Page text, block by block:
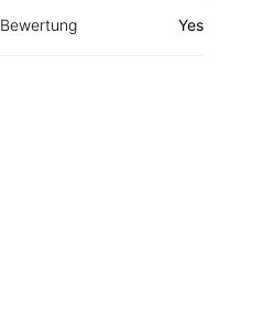
Bewertung Yes